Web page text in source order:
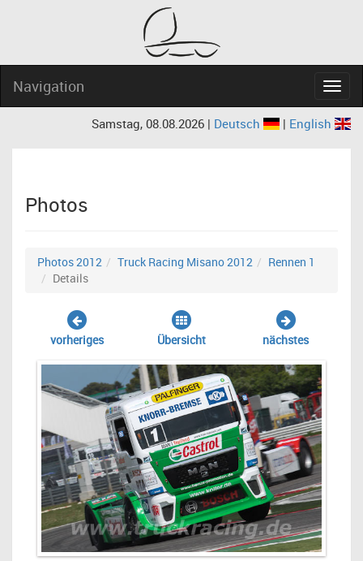
Navigation
Samstag, 08.08.2026 | Deutsch | English
Photos
Photos 2012 Truck Racing Misano 2012
Rennen 1
Details
vorheriges Übersicht nächstes